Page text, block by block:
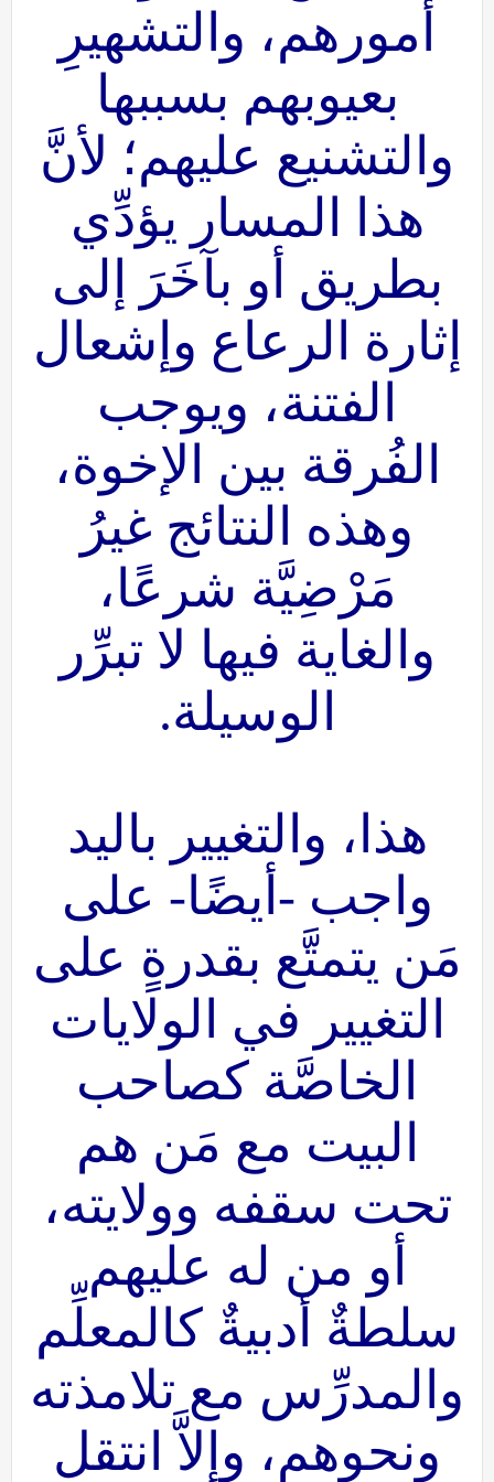
أمورهم، والتشهيرِ
بعيوبهم بسببها
والتشنيع عليهم؛ لأنَّ
هذا المسار يؤدِّي
بطريق أو بآخَرَ إلى
إثارة الرعاع وإشعال
الفتنة، ويوجب
الفُرقة بين الإخوة،
وهذه النتائج غيرُ
مَرْضِيَّة شرعًا،
والغاية فيها لا تبرِّر
الوسيلة.
هذا، والتغيير باليد
واجب -أيضًا- على
مَن يتمتَّع بقدرةٍ على
التغيير في الولايات
الخاصَّة كصاحب
البيت مع مَن هم
تحت سقفه وولايته،
أو من له عليهم
سلطةٌ أدبيةٌ كالمعلِّم
والمدرِّس مع تلامذته
ونحوهم، وإلاَّ انتقل